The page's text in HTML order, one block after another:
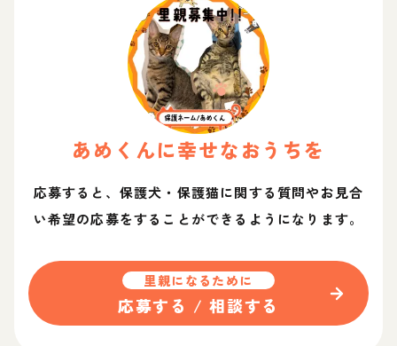
あめ くんに幸せなおうちを
応募すると、保護犬・保護猫に関する質問やお見合
い希望の応募をすることができるようになります。
里親になるために
応募する / 相談する